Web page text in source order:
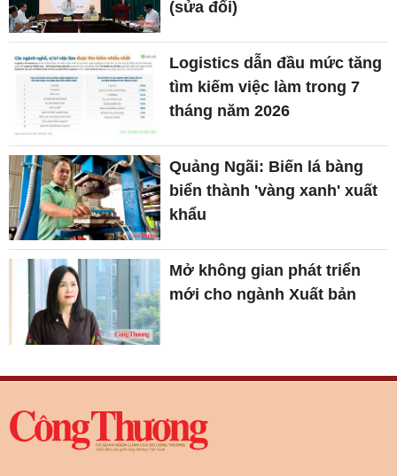
(sửa đổi)
Logistics dẫn đầu mức tăng
tìm kiếm việc làm trong 7
tháng năm 2026
Quảng Ngãi: Biến lá bàng
biển thành 'vàng xanh' xuất
khẩu
Mở không gian phát triển
mới cho ngành Xuất bản